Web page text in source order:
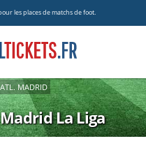
les places de matchs de foot.
ATL. MADRID
La Liga